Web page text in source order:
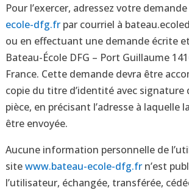
Pour l’exercer, adressez votre demande
ecole-dfg.fr par courriel à
ou en effectuant une demande écrite
Bateau-École DFG – Port Guillaume
France. Cette demande devra être
copie du titre d’identité avec signature
pièce, en précisant l’adresse à laquelle
être envoyée.
Aucune information personnelle de
sitewww.bateau-ecole-dfg.fr n’est
l’utilisateur, échangée, transférée,